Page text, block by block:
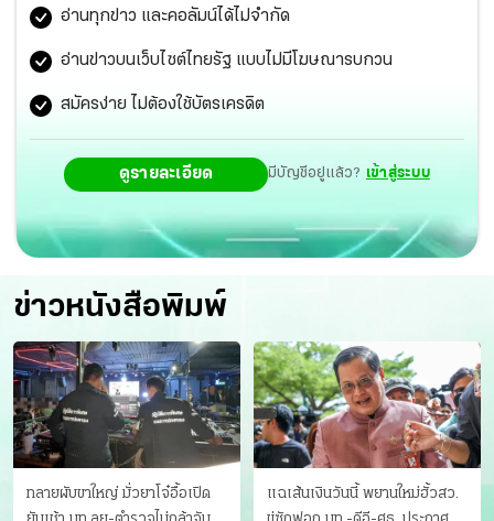
อ่านทุกข่าว และคอลัมน์ได้ไม่จำกัด
อ่านข่าวบนเว็บไซต์ไทยรัฐ แบบไม่มีโฆษณารบกวน
สมัครง่าย ไม่ต้องใช้บัตรเครดิต
ดูรายละเอียด มีบัญชีอยู่แล้ว? เข้าสู่ระบบ
ข่าวหนังสือพิมพ์
ทลายผับขาใหญ่ มั่วยาโจ๋อื้อเปิด
แฉเส้นเงินวันนี้ พยานใหม่ฮั้วสว.